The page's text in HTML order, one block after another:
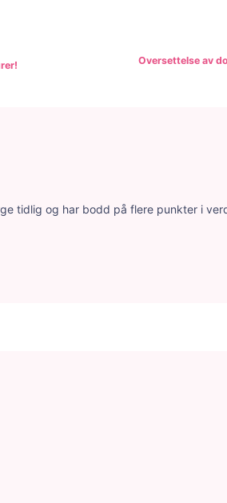
Oversettelse av
tidlig og har bodd på flere punkter i